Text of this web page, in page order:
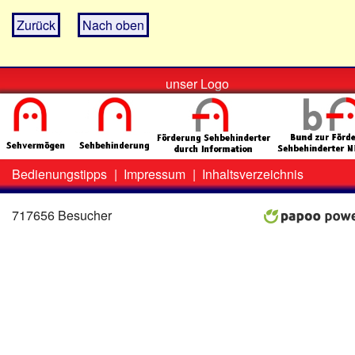
Zurück Nach oben
unser Logo
Zweit-
Menü
Bedienungstipps | Impressum | Inhaltsverzeichnis
717656 Besucher